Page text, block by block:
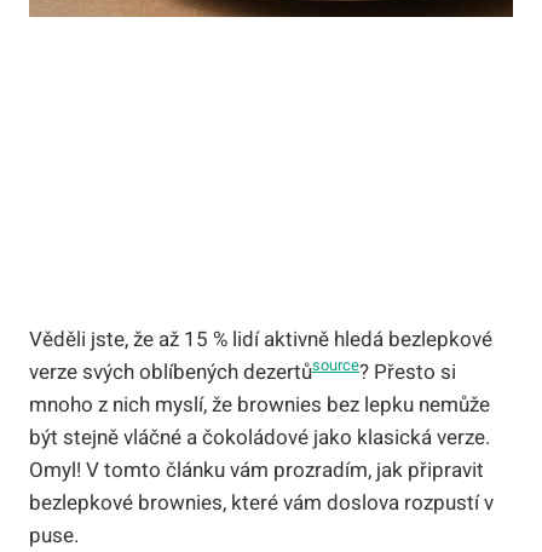
Věděli jste, že až 15 % lidí aktivně hledá bezlepkové
verze svých oblíbených dezertůsource? Přesto si
mnoho z nich myslí, že brownies bez lepku nemůže
být stejně vláčné a čokoládové jako klasická verze.
Omyl! V tomto článku vám prozradím, jak připravit
bezlepkové brownies, které vám doslova rozpustí v
puse.